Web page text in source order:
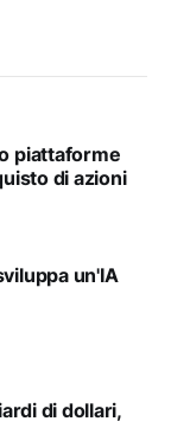
piattaforme
di azioni
un'IA
di dollari,